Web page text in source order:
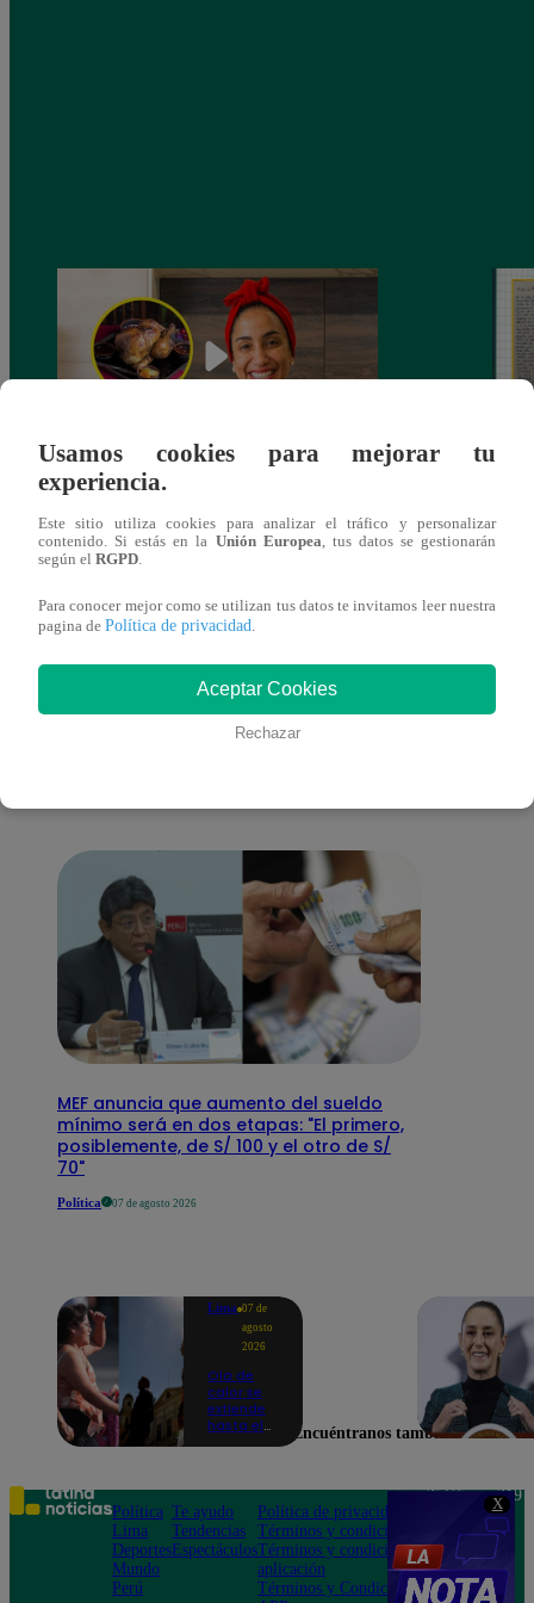
X
¿Por qué Nelly Rossinelli se volvió viral
antes de Navidad?
También te puede
MEF anuncia que aumento del sueldo
mínimo será en dos etapas: "El primero,
posiblemente, de S/ 100 y el otro de S/
70"
Política 07 de agosto 2026
Lima 07 de
agosto
2026
Ola de
calor se
extiende
hasta el
Lima y
otras 16
regiones
Usamos cookies para mejorar tu
experiencia.
Este sitio utiliza cookies para analizar el tráfico y personalizar
contenido. Si estás en la Unión Europea , tus datos se gestionarán
según el RGPD
Para conocer mejor como se utilizan tus datos te invitamos leer nuestra
pagina de Política de privacidad
Aceptar Cookies
Rechazar
Encuéntranos también en
Política
Lima
Deportes
Mundo
Perú
Te ayudo
Tendencias
Espectáculos
Política de privacidad
Términos y condiciones
Términos y condiciones
aplicación
Términos y Condiciones
Teléfono: 219
Av. San
Felipe 968
Jesús María